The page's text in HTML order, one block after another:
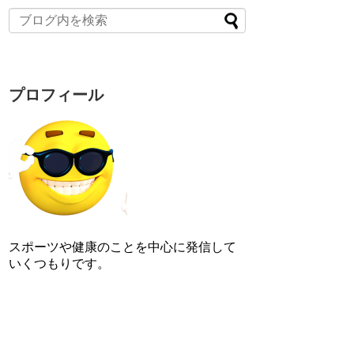
プロフィール
スポーツや健康のことを中心に発信して
いくつもりです。